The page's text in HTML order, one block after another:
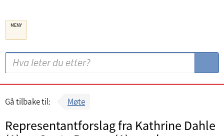
g
e
n
m
ø
k
:
S
ø
MENY
Gå tilbake til: Møte
Representantforslag fra Kathrine Dahle